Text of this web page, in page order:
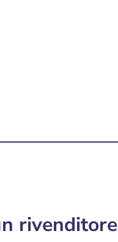
rivenditore